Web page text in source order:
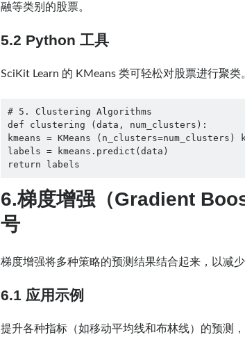
融等类别的股票。
5.2 Python 工具
SciKit Learn 的 KMeans 类可轻松对股票进行聚类
# 5. Clustering Algorithms
def clustering (data, num_clusters):
kmeans = KMeans
labels = kmeans.predict(data)
return labels
6.梯度增强（Gradient
号
梯度增强将多种策略的预测结果结合起来，以减
6.1 应用示例
提升各种指标（如移动平均线和布林线）的预测